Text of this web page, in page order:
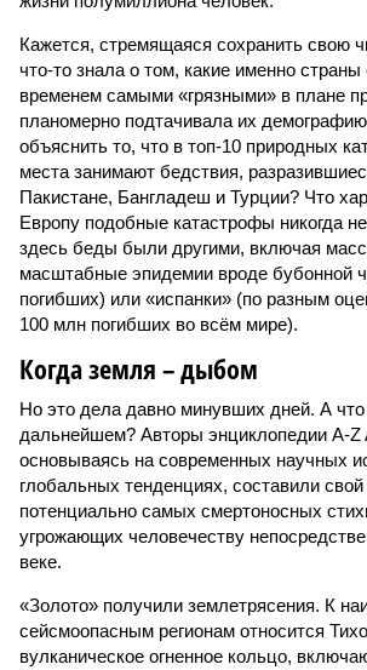
Кажется, стремящаяся сохранить свою
что-то знала о том, какие именно страны
временем самыми «грязными» в плане
планомерно подтачивала их
объяснить то, что в топ-10 природных
места занимают бедствия,
Пакистане, Бангладеш и Турции? Что
Европу подобные катастрофы никогда не
здесь беды были другими, включая
масштабные эпидемии вроде бубонной
погибших) или «испанки» (по разным
100 млн погибших во всём мире).
Когда земля – дыбом
Но это дела давно минувших дней. А
дальнейшем? Авторы энциклопедии A-Z
основываясь на современных научных
глобальных тенденциях, составили свой
потенциально самых смертоносных
угрожающих человечеству
веке.
«Золото» получили землетрясения. К
сейсмоопасным регионам относится
вулканическое огненное кольцо,